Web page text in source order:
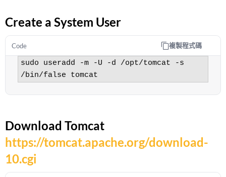
Create a System User
Code 複製程式碼
sudo useradd -m -U -d /opt/tomcat -s
/bin/false tomcat
Download Tomcat
https://tomcat.apache.org/download-
10.cgi